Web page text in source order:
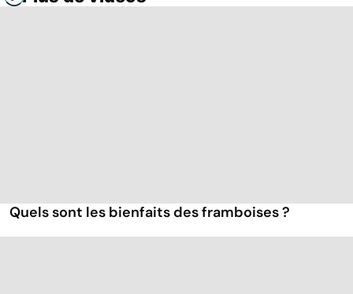
Quels sont les bienfaits des framboises ?